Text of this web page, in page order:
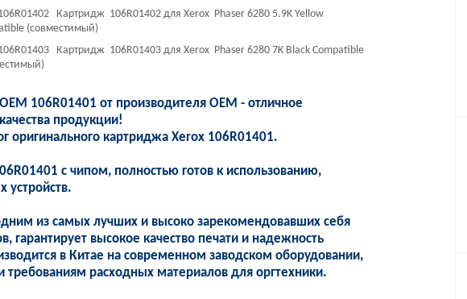
Картридж 106R01402 для Xerox Phaser 6280 5.9K Yellow
(совместимый)
Картридж 106R01403 для Xerox Phaser 6280 7K Black Compatible
106R01401 от производителя OEM - отличное
продукции!
оригинального картриджа Xerox 106R01401.
с чипом, полностью готов к использованию,
устройств.
из самых лучших и высоко зарекомендовавших себя
гарантирует высокое качество печати и надежность
в Китае на современном заводском оборудовании,
требованиям расходных материалов для оргтехники.